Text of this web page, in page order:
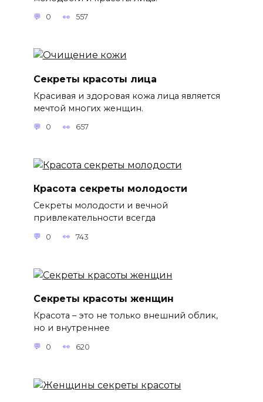
0 557
Секреты красоты лица
Красивая и здоровая кожа лица является
мечтой многих женщин.
0 657
Красота секреты молодости
Секреты молодости и вечной
привлекательности всегда
0 743
Секреты красоты женщин
Красота – это не только внешний облик,
но и внутреннее
0 620